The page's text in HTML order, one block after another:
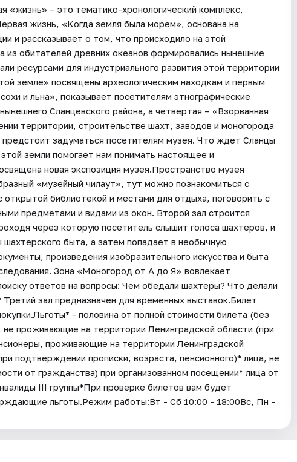
«жизнь» – это тематико-хронологический комплекс,
жизнь, «Когда земля была морем», основана на
и рассказывает о том, что происходило на этой
из обитателей древних океанов формировались нынешние
ресурсами для индустриального развития этой территории
земле» посвящены археологическим находкам и первым
и льна», показывает посетителям этнографические
Сланцевского района, а четвертая – «Взорванная
территории, строительстве шахт, заводов и моногорода
задуматься посетителям музея. Что ждет Сланцы
земли помогает нам понимать настоящее и
новая экспозиция музея.Пространство музея
«музейный чилаут», тут можно познакомиться с
открытой библиотекой и местами для отдыха, поговорить с
предметами и видами из окон. Второй зал строится
через которую посетитель слышит голоса шахтеров, и
быта, а затем попадает в необычную
произведения изобразительного искусства и быта
Зона «Моногород от А до Я» вовлекает
ответов на вопросы: Чем обедали шахтеры? Что делали
зал предназначен для временных выставок.Билет
- половина от полной стоимости билета (без
проживающие на территории Ленинградской области (при
проживающие на территории Ленинградской
подтверждении прописки, возраста, пенсионного)* лица, не
от гражданства) при организованном посещении* лица от
III группы*При проверке билетов вам будет
льготы.Режим работы:Вт - Сб 10:00 - 18:00Вс, Пн -